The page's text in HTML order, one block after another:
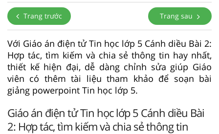
Trang trước Trang sau
Với Giáo án điện tử Tin học lớp 5 Cánh diều Bài 2:
Hợp tác, tìm kiếm và chia sẻ thông tin hay nhất,
thiết kế hiện đại, dễ dàng chỉnh sửa giúp Giáo
viên có thêm tài liệu tham khảo để soạn bài
giảng powerpoint Tin học lớp 5.
Giáo án điện tử Tin học lớp 5 Cánh diều Bài
2: Hợp tác, tìm kiếm và chia sẻ thông tin